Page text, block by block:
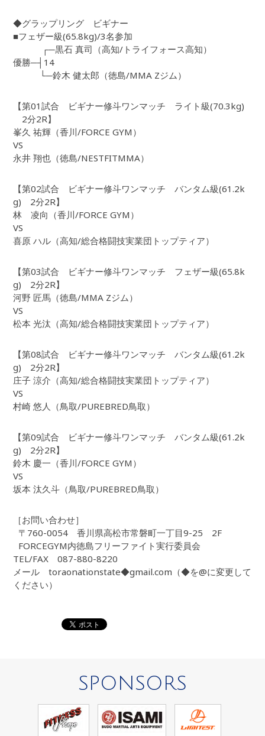
◆グラップリング ビギナー
■フェザー級(65.8kg)/3名参加
┌─黒石 真司（高知/トライフォース高知）
優勝─┤14
└─鈴木 健太郎（徳島/MMA Zジム）
【第01試合 ビギナー修斗ワンマッチ ライト級(70.3kg)
2分2R】
峯久 祐輝（香川/FORCE GYM）
VS
永井 翔也（徳島/NESTFITMMA）
【第02試合 ビギナー修斗ワンマッチ バンタム級(61.2k
g) 2分2R】
林 凌向（香川/FORCE GYM）
VS
喜原 ハル（高知/総合格闘技実業団トップティア）
【第03試合 ビギナー修斗ワンマッチ フェザー級(65.8k
g) 2分2R】
河野 匠馬（徳島/MMA Zジム）
VS
松本 光汰（高知/総合格闘技実業団トップティア）
【第08試合 ビギナー修斗ワンマッチ バンタム級(61.2k
g) 2分2R】
庄子 涼介（高知/総合格闘技実業団トップティア）
VS
村崎 悠人（鳥取/PUREBRED鳥取）
【第09試合 ビギナー修斗ワンマッチ バンタム級(61.2k
g) 2分2R】
鈴木 慶一（香川/FORCE GYM）
VS
坂本 汰久斗（鳥取/PUREBRED鳥取）
［お問い合わせ］
〒760-0054 香川県高松市常磐町一丁目9-25 2F
FORCEGYM内徳島フリーファイト実行委員会
TEL/FAX 087-880-8220
メール toraonationstate◆gmail.com（◆を@に変更して
ください）
SPONSORS